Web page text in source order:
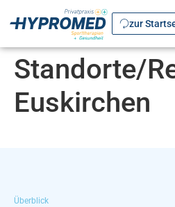
zur
Standorte/
Euskirchen
Überblick